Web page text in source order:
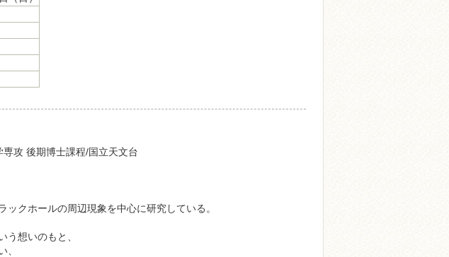
攻 後期博士課程/国立天文台
クホールの周辺現象を中心に研究している。
う想いのもと、
、